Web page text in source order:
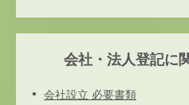
会社・法人登記に
会社設立 必要書類